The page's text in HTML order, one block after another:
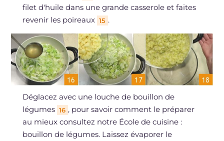
filet d'huile dans une grande casserole et faites
revenir les poireaux 15 .
Déglacez avec une louche de bouillon de
légumes 16 , pour savoir comment le préparer
au mieux consultez notre École de cuisine :
bouillon de légumes. Laissez évaporer le